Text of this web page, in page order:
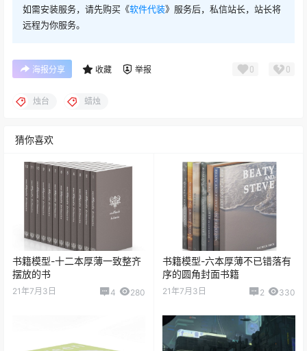
如需安装服务，请先购买《软件代装》服务后，私信站长，站长将
远程为你服务。
海报分享 收藏 举报 0 0
烛台 蜡烛
猜你喜欢
书籍模型-十二本厚薄一致整齐
摆放的书
21年7月3日 4 280
书籍模型-六本厚薄不已错落有
序的圆角封面书籍
21年7月3日 2 330